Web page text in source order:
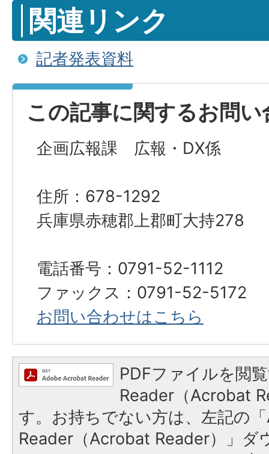
関連リンク
記者発表資料
この記事に関するお問い
企画広報課 広報・DX係
住所：678-1292
兵庫県赤穂郡上郡町大持278
電話番号：0791-52-1112
ファックス：0791-52-5172
お問い合わせはこちら
PDFファイルを閲
Reader（Acrobat
す。お持ちでない方は、左記の
Reader（Acrobat Reader）」ダ